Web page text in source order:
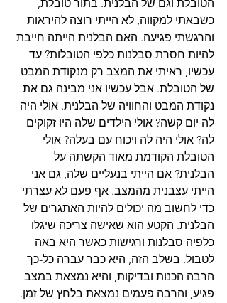
הטובלת וגם של הבלנית. בתור טובלת,
כשבאתי למקווה, לא הייתי רוצה להיראות
והרגשתי פגיעה. האם הבלנית הייתה חייבת
להיות חסרת סבלנות כלפי הטובלות? עד
עכשיו, ראיתי את המצב רק מנקודת המבט
של הטובלת. אבל עכשיו אני מבינה גם את
נקודת המבט והחוויה של הבלנית. אולי היה
לה יום קשה? אולי הילדים שלה היו זקוקים
לה? אולי היה לה ויכוח עם בעלה? אולי
הטובלת הקודמת מאוד הקשתה על
הבלנית? אם הייתי בנעליים שלה, גם אני
הייתי עצבנית מהמצב. אף פעם לא עצרתי
כדי לחשוב מה יכולים להיות האתגרים של
הבלנית. הקטע הוא שאישה צריכה שיגלו
כלפיה סבלנות ורגישות כאשר היא באה
לטבול. בשלב הזה, היא כבר עברה כל-כך
הרבה הכנות ובדיקות, והיא נמצאת במצב
פגיע, והרבה פעמים נמצאת בלחץ של זמן.